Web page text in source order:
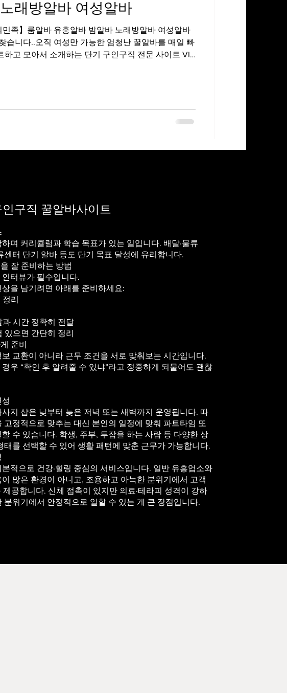
래방알바 여성알바
바 유흥알바 밤알바 노래방알바 여성알바
습니다..오직 여성만 가능한 엄청난 꿀알바를 매일 빠
하고 모아서 소개하는 단기 구인구직 전문 사이트 VIP
구직 꿀알바사이트
며 커리큘럼과 학습 목표가 있는 일입니다. 배달·물류
센터 단기 알바 등도 단기 목표 달성에 유리합니다.
잘 준비하는 방법
터뷰가 필수입니다.
을 남기려면 아래를 준비하세요:
리
시간 정확히 전달
있으면 간단히 정리
준비
교환이 아니라 근무 조건을 서로 맞춰보는 시간입니다.
우 “확인 후 알려줄 수 있냐”라고 정중하게 되물어도 괜찮
지 샵은 낮부터 늦은 저녁 또는 새벽까지 운영됩니다. 따
고정적으로 맞추는 대신 본인의 일정에 맞춰 파트타임 또
수 있습니다. 학생, 주부, 투잡을 하는 사람 등 다양한 상
태를 선택할 수 있어 생활 패턴에 맞춘 근무가 가능합니다.
적으로 건강·힐링 중심의 서비스입니다. 일반 유흥업소와
많은 환경이 아니고, 조용하고 아늑한 분위기에서 고객
제공합니다. 신체 접촉이 있지만 의료·테라피 성격이 강하
분위기에서 안정적으로 일할 수 있는 게 큰 장점입니다.